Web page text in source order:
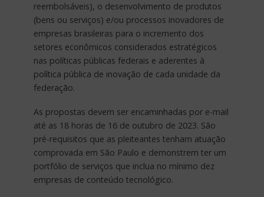
reembolsáveis), o desenvolvimento de produtos
(bens ou serviços) e/ou processos inovadores de
empresas brasileiras para o incremento dos
setores econômicos considerados estratégicos
nas políticas públicas federais e aderentes à
política pública de inovação de cada unidade da
federação.
As propostas devem ser encaminhadas por e-mail
até as 18 horas de 16 de outubro de 2023. São
pré-requisitos que as pleiteantes tenham atuação
comprovada em São Paulo e demonstrem ter um
portfólio de serviços que inclua no mínimo dez
empresas de conteúdo tecnológico.